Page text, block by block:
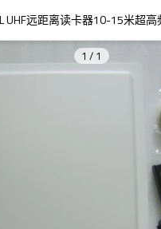
1 / 1